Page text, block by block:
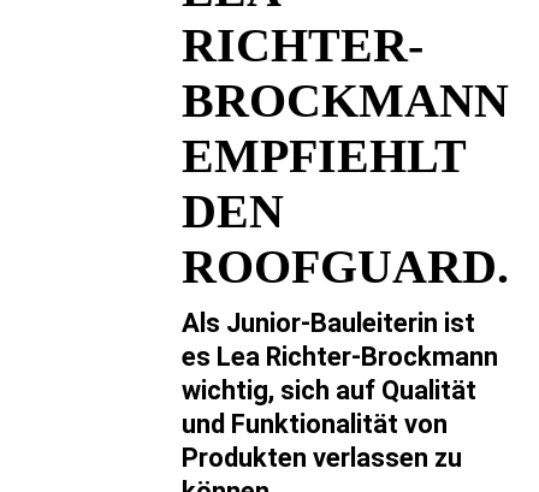
RICHTER-
BROCKMANN
EMPFIEHLT
DEN
ROOFGUARD.
Als Junior-Bauleiterin ist
es Lea Richter-Brockmann
wichtig, sich auf Qualität
und Funktionalität von
Produkten verlassen zu